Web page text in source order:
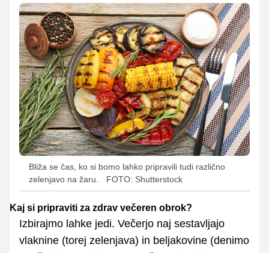
Bliža se čas, ko si bomo lahko pripravili tudi različno
zelenjavo na žaru.
FOTO: Shutterstock
Kaj si pripraviti za zdrav večeren obrok?
Izbirajmo lahke jedi. Večerjo naj sestavljajo
vlaknine (torej zelenjava) in beljakovine (denimo